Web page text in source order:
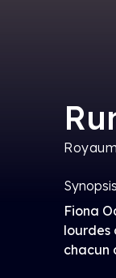
Synopsis
Fiona
lourdes
chacun